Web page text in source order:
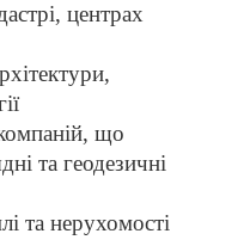
центрах
що
та геодезичні
та нерухомості